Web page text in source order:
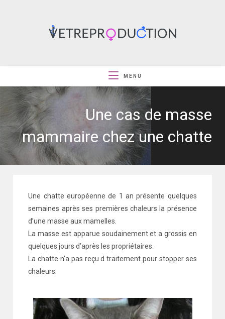
MENU
Une cas de masse
mammaire chez une chatte
Une chatte européenne de 1 an présente quelques
semaines après ses premières chaleurs la présence
d’une masse aux mamelles.
La masse est apparue soudainement et a grossis en
quelques jours d’après les propriétaires.
La chatte n’a pas reçu d traitement pour stopper ses
chaleurs.